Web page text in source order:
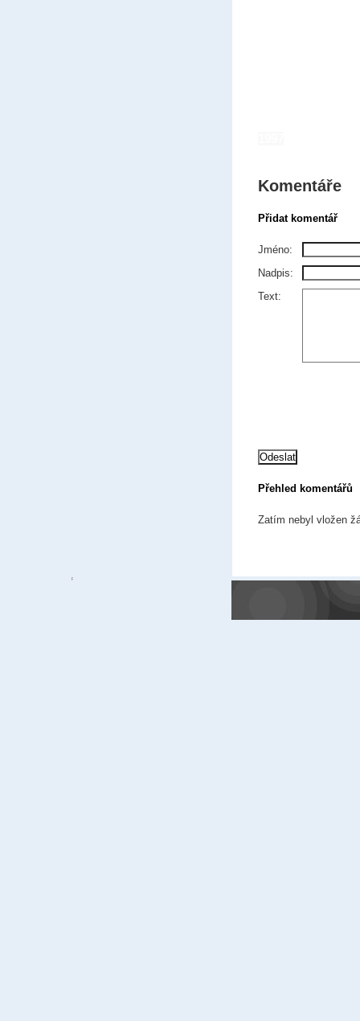
Komentáře
Přidat komentář
Jméno:
Nadpis:
Text:
Přehled komentářů
Zatím nebyl vložen